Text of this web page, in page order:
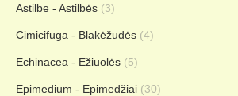
Astilbe - Astilbės (3)
Cimicifuga - Blakėžudės (4)
Echinacea - Ežiuolės (5)
Epimedium - Epimedžiai (30)